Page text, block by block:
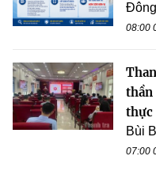
08:00
thần
thực
Bùi
07:00